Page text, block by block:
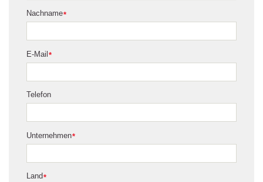
*
Nachname
*
E-Mail
Telefon
*
Unternehmen
*
Land